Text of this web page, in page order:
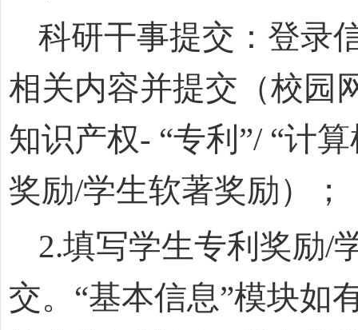
科研干事提交：登录
相关内容并提交（校园
知识产权- “专利”/ “计
奖励/学生软著奖励）；
2.填写学生专利奖励/
交。“基本信息”模块如